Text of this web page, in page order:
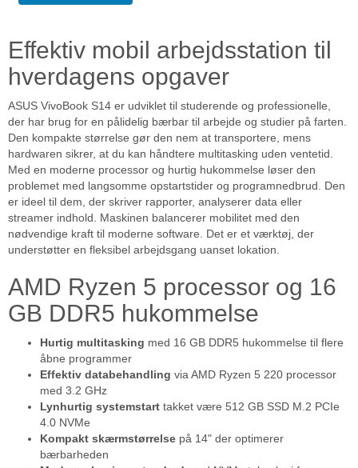
Effektiv mobil arbejdsstation til
hverdagens opgaver
ASUS VivoBook S14 er udviklet til studerende og professionelle,
der har brug for en pålidelig bærbar til arbejde og studier på farten.
Den kompakte størrelse gør den nem at transportere, mens
hardwaren sikrer, at du kan håndtere multitasking uden ventetid.
Med en moderne processor og hurtig hukommelse løser den
problemet med langsomme opstartstider og programnedbrud. Den
er ideel til dem, der skriver rapporter, analyserer data eller
streamer indhold. Maskinen balancerer mobilitet med den
nødvendige kraft til moderne software. Det er et værktøj, der
understøtter en fleksibel arbejdsgang uanset lokation.
AMD Ryzen 5 processor og 16
GB DDR5 hukommelse
Hurtig multitasking med 16 GB DDR5 hukommelse til flere
åbne programmer
Effektiv databehandling via AMD Ryzen 5 220 processor
med 3.2 GHz
Lynhurtig systemstart takket være 512 GB SSD M.2 PCIe
4.0 NVMe
Kompakt skærmstørrelse på 14" der optimerer
bærbarheden